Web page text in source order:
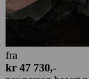
fra
kr 47 730,-